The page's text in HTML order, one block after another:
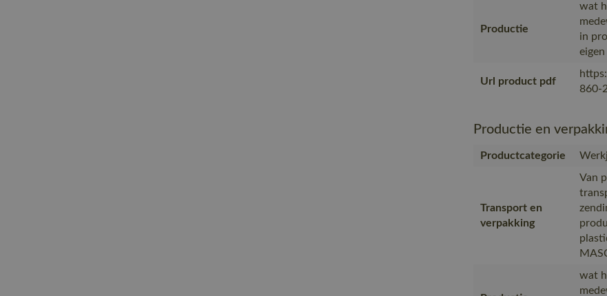
Productie
wat
in
Url product pdf
860-
Productie en
Productcategorie
Transport en
verpakking
Van
wat